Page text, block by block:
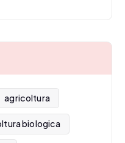
agricoltura
biologica